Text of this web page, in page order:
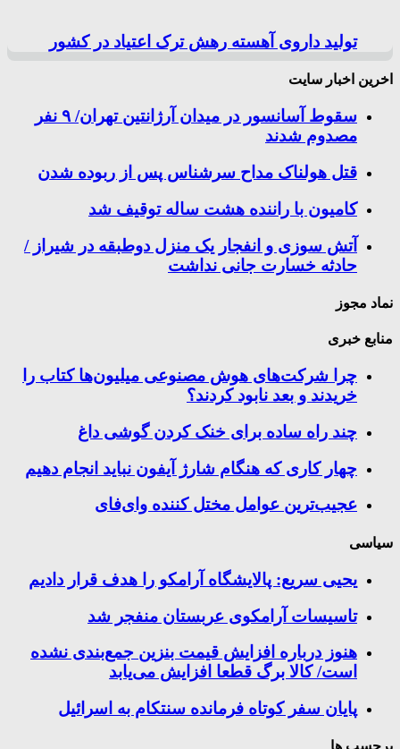
تولید داروی آهسته رهش ترک اعتیاد در کشور
اخرین اخبار سایت
سقوط آسانسور در میدان آرژانتین تهران/ ۹ نفر
مصدوم شدند
قتل هولناک مداح سرشناس پس از ربوده شدن
کامیون با راننده هشت ساله توقیف شد
آتش سوزی و انفجار یک منزل دوطبقه در شیراز /
حادثه خسارت جانی نداشت
نماد مجوز
منابع خبری
چرا شرکت‌های هوش مصنوعی میلیون‌ها کتاب را
خریدند و بعد نابود کردند؟
چند راه‌ ساده برای خنک کردن گوشی داغ
چهار کاری که هنگام شارژ آیفون نباید انجام دهیم
عجیب‌ترین عوامل مختل کننده وای‌فای
سیاسی
یحیی سریع: پالایشگاه آرامکو را هدف قرار دادیم
تاسیسات آرامکوی عربستان منفجر شد
هنوز درباره افزایش قیمت بنزین جمع‌بندی نشده
است/ کالا برگ قطعا افزایش می‌یابد
پایان سفر کوتاه فرمانده سنتکام به اسرائیل